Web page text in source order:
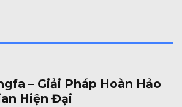
– Giải Pháp Hoàn Hảo
Hiện Đại